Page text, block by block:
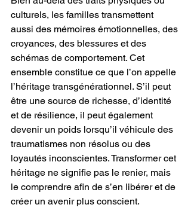
culturels, les familles transmettent
aussi des mémoires émotionnelles, des
croyances, des blessures et des
schémas de comportement. Cet
ensemble constitue ce que l’on appelle
l’héritage transgénérationnel. S’il peut
être une source de richesse, d’identité
et de résilience, il peut également
devenir un poids lorsqu’il véhicule des
traumatismes non résolus ou des
loyautés inconscientes. Transformer cet
héritage ne signifie pas le renier, mais
le comprendre afin de s’en libérer et de
créer un avenir plus conscient.